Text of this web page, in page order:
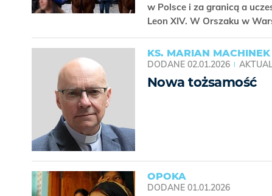
w Polsce i za granicą a
Leon XIV. W Orszaku w
KS. MARIAN MACHINEK
DODANE 02.01.2026
Nowa tożsamość
OPOKA
DODANE 01.01.2026